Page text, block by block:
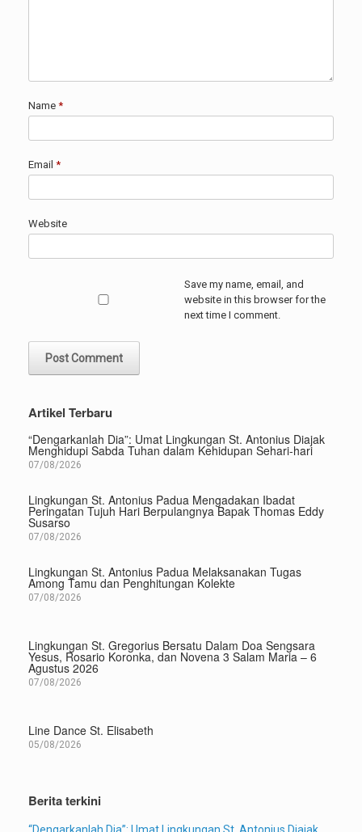
Name *
Email *
Website
Save my name, email, and
website in this browser for the
next time I comment.
Artikel Terbaru
“Dengarkanlah Dia”: Umat Lingkungan St. Antonius Diajak
Menghidupi Sabda Tuhan dalam Kehidupan Sehari-hari
07/08/2026
Lingkungan St. Antonius Padua Mengadakan Ibadat
Peringatan Tujuh Hari Berpulangnya Bapak Thomas Eddy
Susarso
07/08/2026
Lingkungan St. Antonius Padua Melaksanakan Tugas
Among Tamu dan Penghitungan Kolekte
07/08/2026
Lingkungan St. Gregorius Bersatu Dalam Doa Sengsara
Yesus, Rosario Koronka, dan Novena 3 Salam Maria – 6
Agustus 2026
07/08/2026
Line Dance St. Elisabeth
05/08/2026
Berita terkini
“Dengarkanlah Dia”: Umat Lingkungan St. Antonius Diajak